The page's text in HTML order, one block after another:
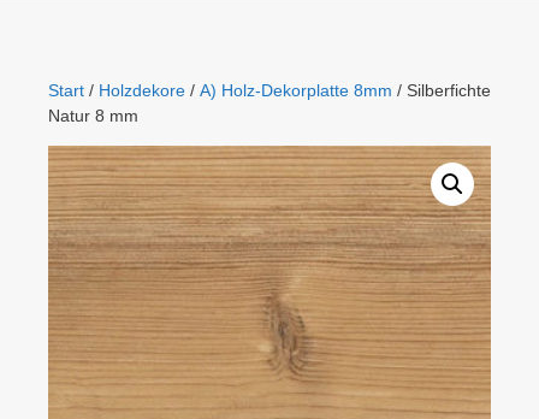
Start / Holzdekore / A) Holz-Dekorplatte 8mm / Silberfichte
Natur 8 mm